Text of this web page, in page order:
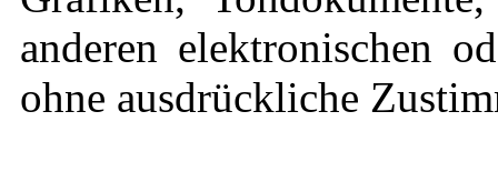
anderen elektronischen
ohne ausdrückliche